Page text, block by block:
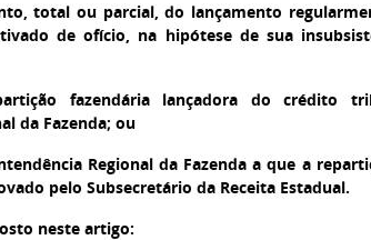
total ou parcial, do lançamento
de ofício, na hipótese de sua
fazendária lançadora do crédito
da Fazenda; ou
Regional da Fazenda a que a
pelo Subsecretário da Receita Estadual.
neste artigo: